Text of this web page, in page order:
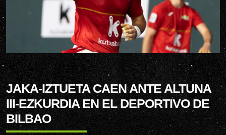
JAKA-IZTUETA CAEN ANTE ALTUNA
III-EZKURDIA EN EL DEPORTIVO DE
BILBAO